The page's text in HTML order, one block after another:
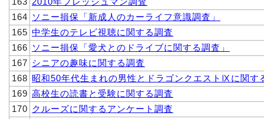
164
ソニー損保「新成人のカーライフ意識調査」
165 中学生のテレビ視聴に関する調査
166
ソニー損保「愛犬とのドライブに関する調査」
167 シニアの趣味に関する調査
168
昭和50年代生まれの男性とドラゴンクエストⅨに関す
169 高校生の読書と受験に関する調査
170 クルーズに関するアンケート調査